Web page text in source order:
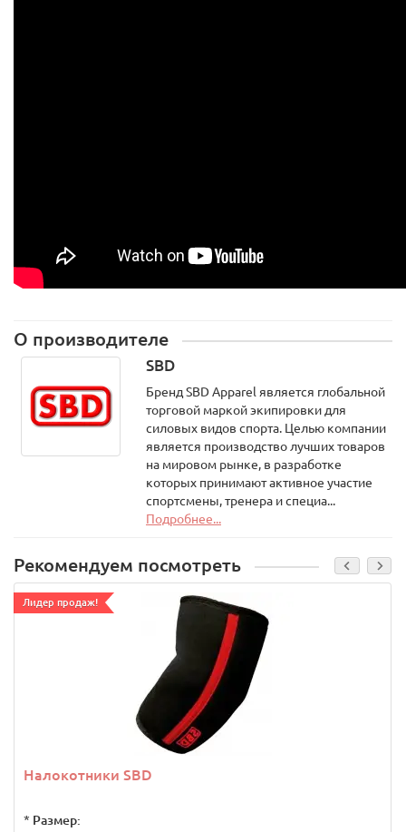
О производителе
SBD
Бренд SBD Apparel является глобальной
торговой маркой экипировки для
силовых видов спорта. Целью компании
является производство лучших товаров
на мировом рынке, в разработке
которых принимают активное участие
спортсмены, тренера и специа...
Подробнее...
Рекомендуем посмотреть
Лидер продаж!
Налокотники SBD
* Размер: